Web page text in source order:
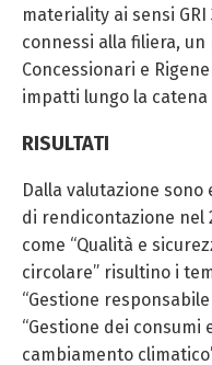
materiality ai sensi
connessi alla filiera,
Concessionari e
impatti lungo la catena
RISULTATI
Dalla valutazione
di rendicontazione nel
come “Qualità e
circolare” risultino i
“Gestione
“Gestione dei
cambiamento